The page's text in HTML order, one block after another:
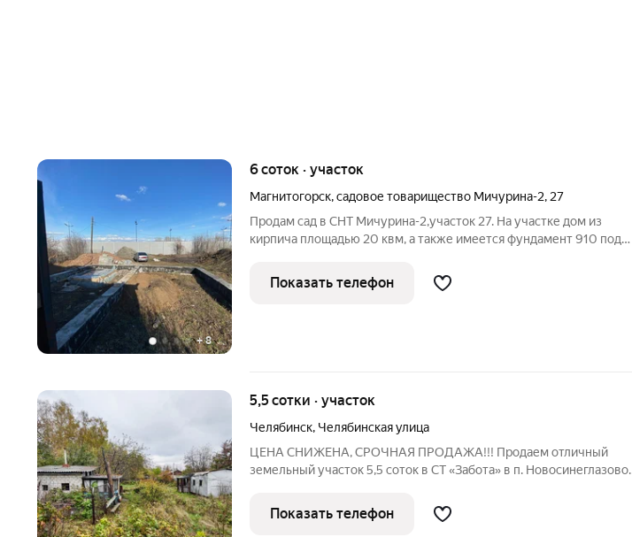
+8
6 соток · участок
Магнитогорск,садовое товарищество Мичурина-2, 27
Продам сад в СНТ Мичурина-2,участок 27. На участке дом из
кирпича площадью 20 квм, а также имеется фундамент 910 под
первой улице, в непосредственной близости от Проходной на
Показать телефон
5,5 сотки · участок
Челябинск, Челябинская улица
ЦЕНА СНИЖЕНА, СРОЧНАЯ ПРОДАЖА!!! Продаем отличный
земельный участок 5,5 соток в СТ «Забота» в п. Новосинеглазово.
эксплуатации строений. Кадастровый номер 74:36:0000000:636.
Участок правильной
Показать телефон